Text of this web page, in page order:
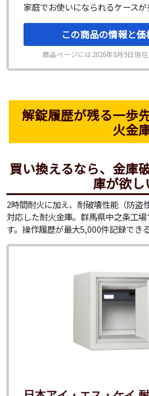
家庭でお使いになられるケースが
この商品の情報と
商品ページには2026年8月9日現
解錠履歴が残る一歩
火金
買い換えるなら、金庫
庫が欲し
2時間耐火に加え、耐破壊性能（防盗
対応した耐火金庫。群馬県中之条工
す。操作履歴が最大5,000件記録でき